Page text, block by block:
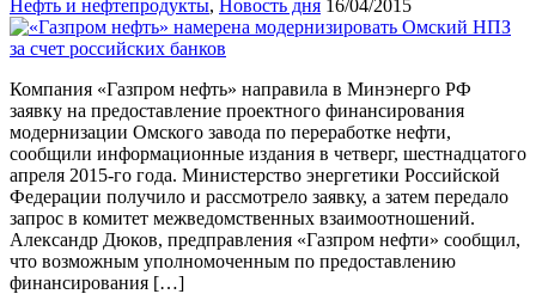
Нефть и нефтепродукты, Новость дня 16/04/2015
Компания «Газпром нефть» направила в Минэнерго РФ
заявку на предоставление проектного финансирования
модернизации Омского завода по переработке нефти,
сообщили информационные издания в четверг, шестнадцатого
апреля 2015-го года. Министерство энергетики Российской
Федерации получило и рассмотрело заявку, а затем передало
запрос в комитет межведомственных взаимоотношений.
Александр Дюков, предправления «Газпром нефти» сообщил,
что возможным уполномоченным по предоставлению
финансирования […]